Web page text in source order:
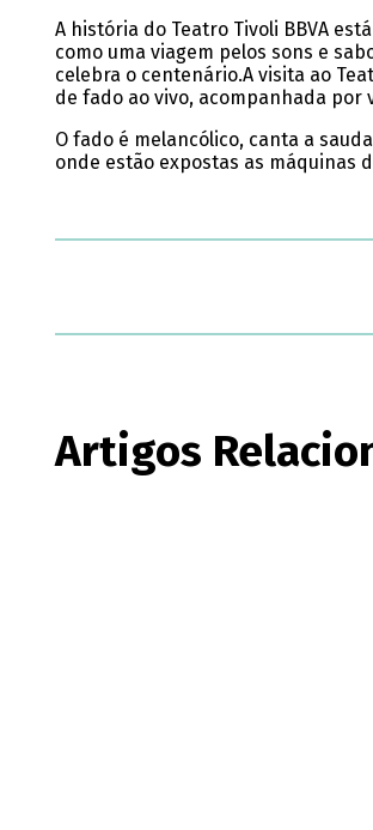
A história do Teatro Tivoli BBVA
como uma viagem pelos sons e
celebra o centenário.A visita ao
de fado ao vivo, acompanhada por
O fado é melancólico, canta a
onde estão expostas as máquinas
Artigos